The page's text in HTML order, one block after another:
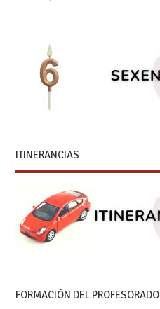
ITINERANCIAS
FORMACIÓN DEL PROFESORADO